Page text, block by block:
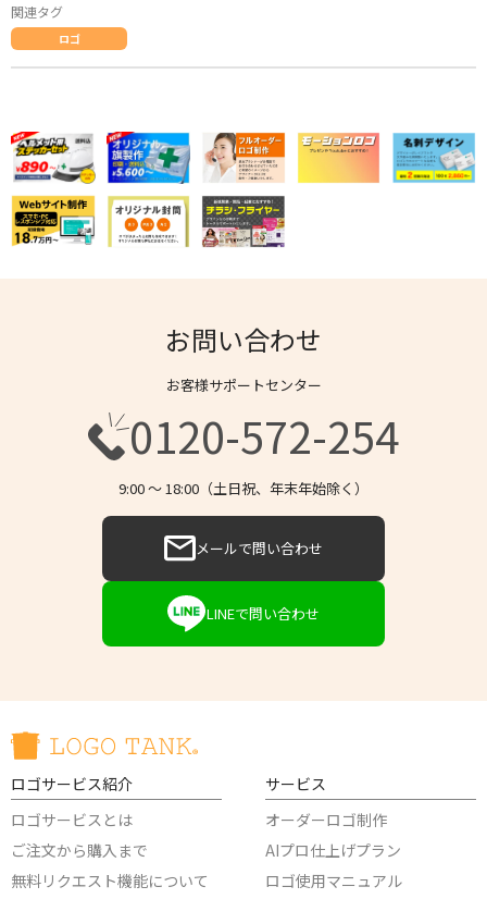
関連タグ
ロゴ
お問い合わせ
お客様サポートセンター
0120-572-254
9:00 〜 18:00（土日祝、年末年始除く）
メールで問い合わせ
LINEで問い合わせ
ロゴサービス紹介
ロゴサービスとは
ご注文から購入まで
無料リクエスト機能について
サービス
オーダーロゴ制作
AIプロ仕上げプラン
ロゴ使用マニュアル